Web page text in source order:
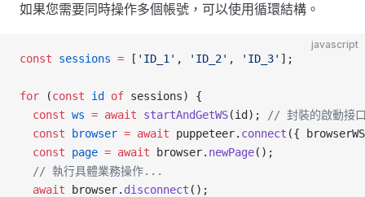
如果您需要同時操作多個帳號，可以使用循環結構。
javascript
const sessions = [ 'ID_1' , 'ID_2' , 'ID_3' ];
for (const id of sessions) {
  const
ws = await startAndGetWS(id);
// 封裝的啟動接
  const
browser = await puppeteer. connect ({
  const
page = await browser. newPage();
  // 執行具體業務操作...
  await
browser. disconnect ();